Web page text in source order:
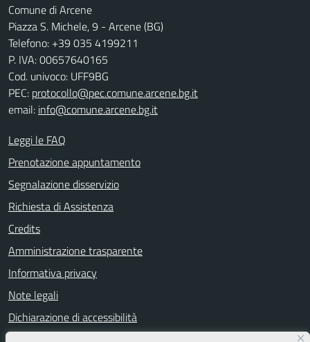
Comune di Arcene
Piazza S. Michele, 9 - Arcene (BG)
Telefono: +39 035 4199211
P. IVA: 00657640165
Cod. univoco: UFF9BG
PEC: protocollo@pec.comune.arcene.bg.it
email: info@comune.arcene.bg.it
Leggi le FAQ
Prenotazione appuntamento
Segnalazione disservizio
Richiesta di Assistenza
Credits
Amministrazione trasparente
Informativa privacy
Note legali
Dichiarazione di accessibilità